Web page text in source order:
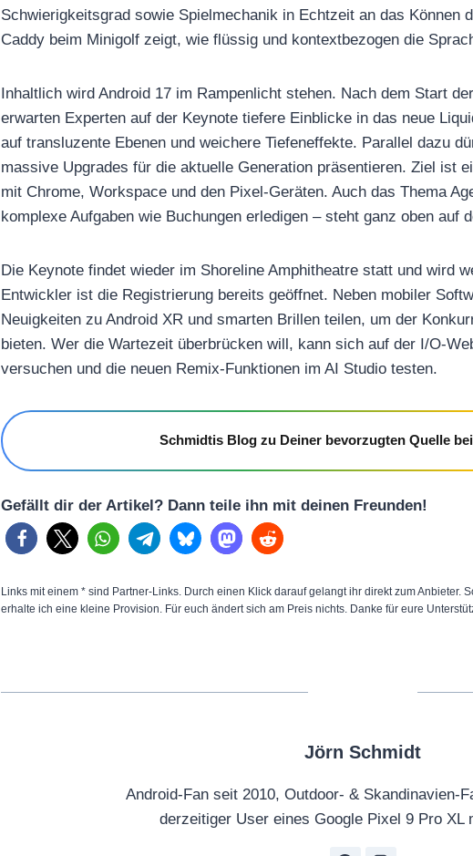
Schwierigkeitsgrad sowie Spielmechanik in Echtzeit an das Können
Caddy beim Minigolf zeigt, wie flüssig und kontextbezogen die
Inhaltlich wird Android 17 im Rampenlicht stehen. Nach dem Start der
erwarten Experten auf der Keynote tiefere Einblicke in das neue
auf transluzente Ebenen und weichere Tiefeneffekte. Parallel dazu
massive Upgrades für die aktuelle Generation präsentieren. Ziel ist
mit Chrome, Workspace und den Pixel-Geräten. Auch das Thema
komplexe Aufgaben wie Buchungen erledigen – steht ganz oben auf
Die Keynote findet wieder im Shoreline Amphitheatre statt und wird
Entwickler ist die Registrierung bereits geöffnet. Neben mobiler
Neuigkeiten zu Android XR und smarten Brillen teilen, um der
bieten. Wer die Wartezeit überbrücken will, kann sich auf der I/O-
versuchen und die neuen Remix-Funktionen im AI Studio testen.
Schmidtis Blog zu Deiner bevorzugten Quelle
Gefällt dir der Artikel? Dann teile ihn mit deinen Freunden!
Links mit einem * sind Partner-Links. Durch einen Klick darauf gelangt ihr direkt zum Anbieter.
erhalte ich eine kleine Provision. Für euch ändert sich am Preis nichts. Danke für eure
Jörn Schmidt
Android-Fan seit 2010, Outdoor- & Skandinavien-
derzeitiger User eines Google Pixel 9 Pro XL